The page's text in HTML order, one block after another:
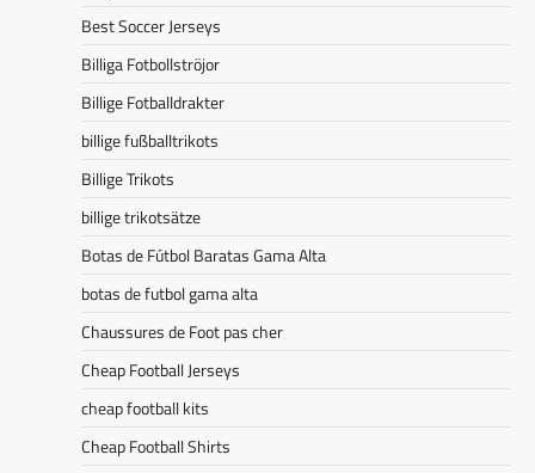
Best Soccer Jerseys
Billiga Fotbollströjor
Billige Fotballdrakter
billige fußballtrikots
Billige Trikots
billige trikotsätze
Botas de Fútbol Baratas Gama Alta
botas de futbol gama alta
Chaussures de Foot pas cher
Cheap Football Jerseys
cheap football kits
Cheap Football Shirts